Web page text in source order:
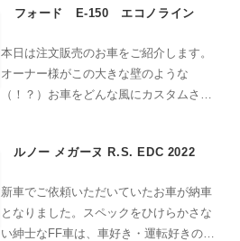
てしまいました。車種 ベンツ
フォード E-150 エコノライン
本日は注文販売のお車をご紹介します。
オーナー様がこの大きな壁のような
（！？）お車をどんな風にカスタムされ
グレード 色 白距離 不明外装内装弊
ルノー メガーヌ R.S. EDC 2022
新車でご依頼いただいていたお車が納車
となりました。スペックをひけらかさな
い紳士なFF車は、車好き・運転好きの方